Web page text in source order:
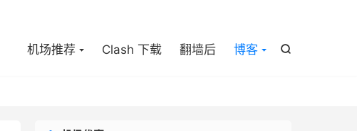

机场推荐 Clash 下载 翻墙后 博客